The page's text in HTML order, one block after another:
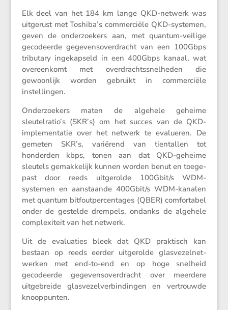
Elk deel van het 184 km lange QKD-netwerk was
uitge­rust met Toshiba’s commer­ciële QKD-systemen,
geven de onder­zoe­kers aan, met quantum-veilige
gecodeerde gegevens­over­dracht van een 100Gbps
tribu­tary ingekap­seld in een 400Gbps kanaal, wat
overeen­komt met overdrachts­snel­heden die
gewoon­lijk worden gebruikt in commer­ciële
instellingen.
Onder­zoe­kers maten de algehele geheime
sleutelratio’s (SKR’s) om het succes van de QKD-
imple­men­tatie over het netwerk te evalu­eren. De
gemeten SKR’s, varië­rend van tientallen tot
honderden kbps, tonen aan dat QKD-geheime
sleutels gemak­ke­lijk kunnen worden benut en toege­
past door reeds uitge­rolde 100Gbit/​s WDM-
systemen en aanstaande 400Gbit/​s WDM-kanalen
met quantum bitfout­per­cen­tages (QBER) comfor­tabel
onder de gestelde drempels, ondanks de algehele
complexi­teit van het netwerk.
Uit de evalu­a­ties bleek dat QKD praktisch kan
bestaan op reeds eerder uitge­rolde glasve­zel­net­
werken met end-to-end en op hoge snelheid
gecodeerde gegevens­over­dracht over meerdere
uitge­breide glasve­zel­ver­bin­dingen en vertrouwde
knooppunten.